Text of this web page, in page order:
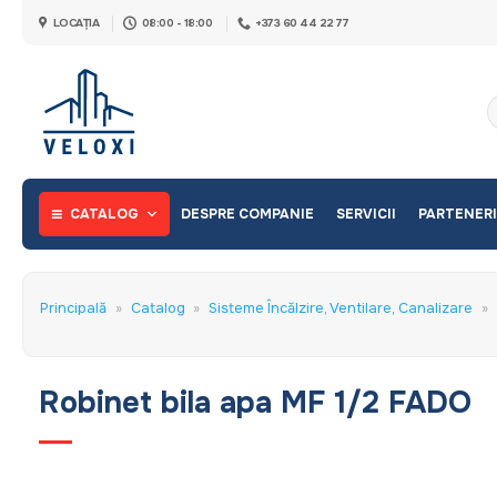
LOCAȚIA 08:00 - 18:00 +373 60 44 22 77
CATALOG DESPRE COMPANIE SERVICII PARTENERI
Principală » Catalog » Sisteme Încălzire, Ventilare, Canalizare »
Robinet bila apa MF 1/2 FADO